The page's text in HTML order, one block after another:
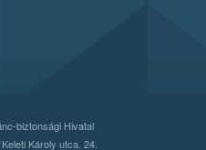
biztonsági Hivatal
Károly utca. 24.